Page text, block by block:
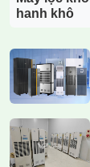
hanh khô